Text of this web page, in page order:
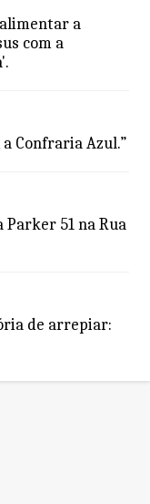
a
com a
Confraria Azul.”
Parker 51 na Rua
de arrepiar: